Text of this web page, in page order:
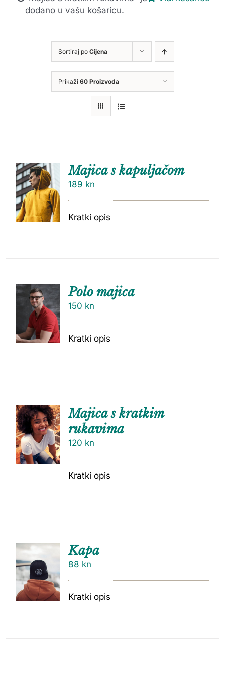
dodano u vašu košaricu.
Sortiraj po Cijena
Prikaži 60 Proizvoda
U
KOŠARI
Majica s kapuljačom
189 kn
Kratki opis
DODAJ
U
KOŠARI
Polo majica
150 kn
Kratki opis
Majica s kratkim
rukavima
120 kn
Kratki opis
KOŠARI
CU
Kapa
88 kn
Kratki opis